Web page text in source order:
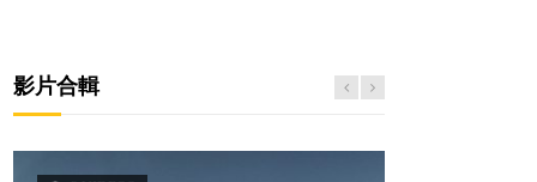
影片合輯